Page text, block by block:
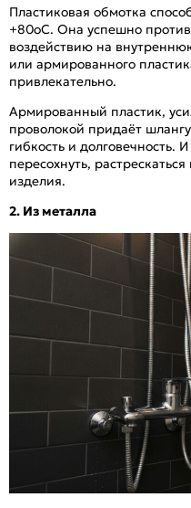
Пластиковая обмотка
+80оС. Она успешно
воздействию на
или армированного
привлекательно.
Армированный пластик,
проволокой придаёт
гибкость и долговечность.
пересохнуть,
изделия.
2. Из металла